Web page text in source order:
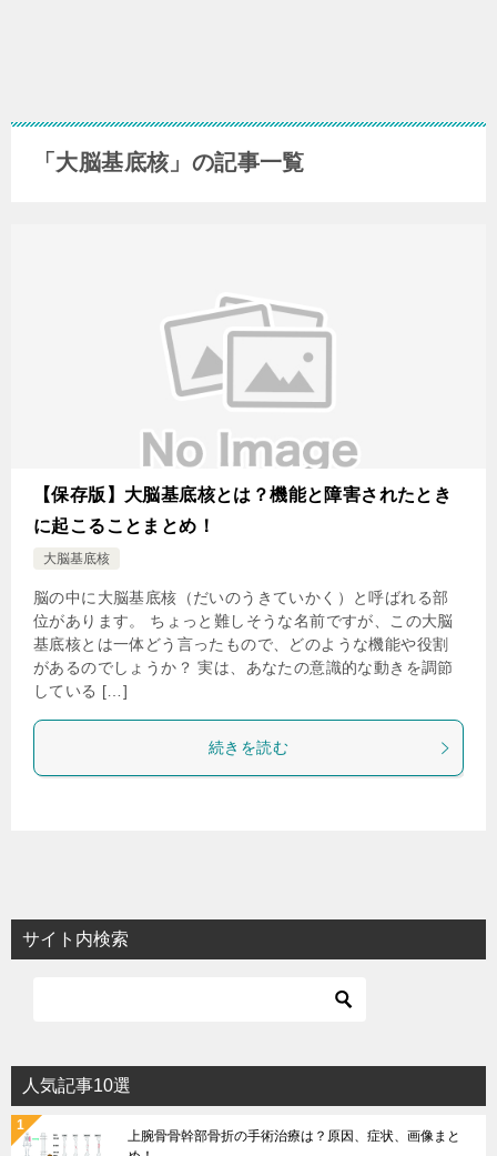
「大脳基底核」の記事一覧
【保存版】大脳基底核とは？機能と障害されたとき
に起こることまとめ！
大脳基底核
脳の中に大脳基底核（だいのうきていかく）と呼ばれる部
位があります。 ちょっと難しそうな名前ですが、この大脳
基底核とは一体どう言ったもので、どのような機能や役割
があるのでしょうか？ 実は、あなたの意識的な動きを調節
している […]
続きを読む
サイト内検索
人気記事10選
上腕骨骨幹部骨折の手術治療は？原因、症状、画像まと